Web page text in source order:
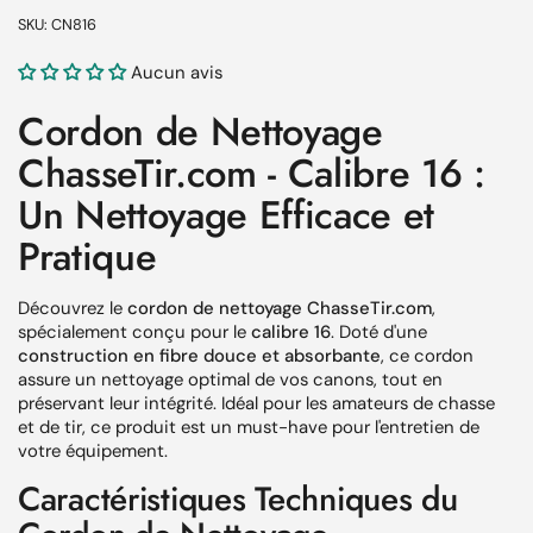
SKU: CN816
Aucun avis
Cordon de Nettoyage
ChasseTir.com - Calibre 16 :
Un Nettoyage Efficace et
Pratique
Découvrez le cordon de nettoyage ChasseTir.com,
spécialement conçu pour le calibre 16. Doté d'une
construction en fibre douce et absorbante, ce cordon
assure un nettoyage optimal de vos canons, tout en
préservant leur intégrité. Idéal pour les amateurs de chasse
et de tir, ce produit est un must-have pour l'entretien de
votre équipement.
Caractéristiques Techniques du